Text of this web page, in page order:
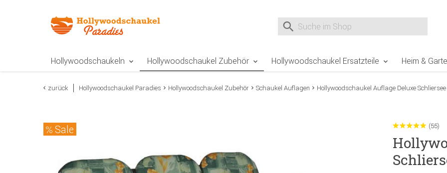
Suche nach
Hollywoodschaukeln Hollywoodschaukel Zubehör Hollywoodschaukel Ersatzteile Heim &
zurück Hollywoodschaukel Paradies Hollywoodschaukel Zubehör Schaukel Auflagen Hollywoodschaukel Auflage Deluxe Schliersee
Sale (55)